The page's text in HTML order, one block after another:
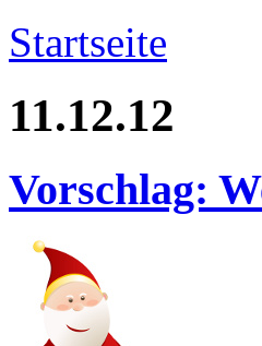
Startseite
11.12.12
Vorschlag: